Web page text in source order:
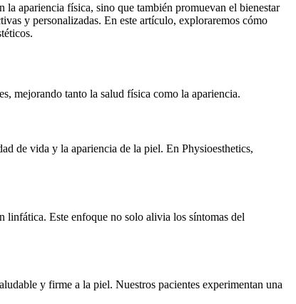
apariencia física, sino que también promuevan el bienestar
y personalizadas. En este artículo, exploraremos cómo
mejorando tanto la salud física como la apariencia.
de vida y la apariencia de la piel. En Physioesthetics,
linfática. Este enfoque no solo alivia los síntomas del
y firme a la piel. Nuestros pacientes experimentan una